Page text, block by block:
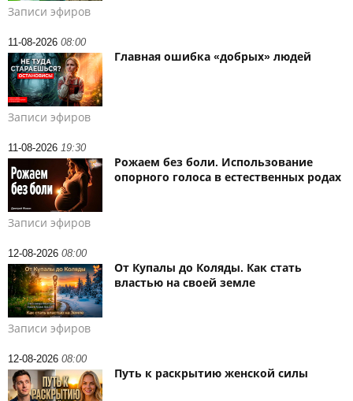
Записи эфиров
11-08-2026 08:00
Главная ошибка «добрых» людей
Записи эфиров
11-08-2026 19:30
Рожаем без боли. Использование
опорного голоса в естественных родах
Записи эфиров
12-08-2026 08:00
От Купалы до Коляды. Как стать
властью на своей земле
Записи эфиров
12-08-2026 08:00
Путь к раскрытию женской силы